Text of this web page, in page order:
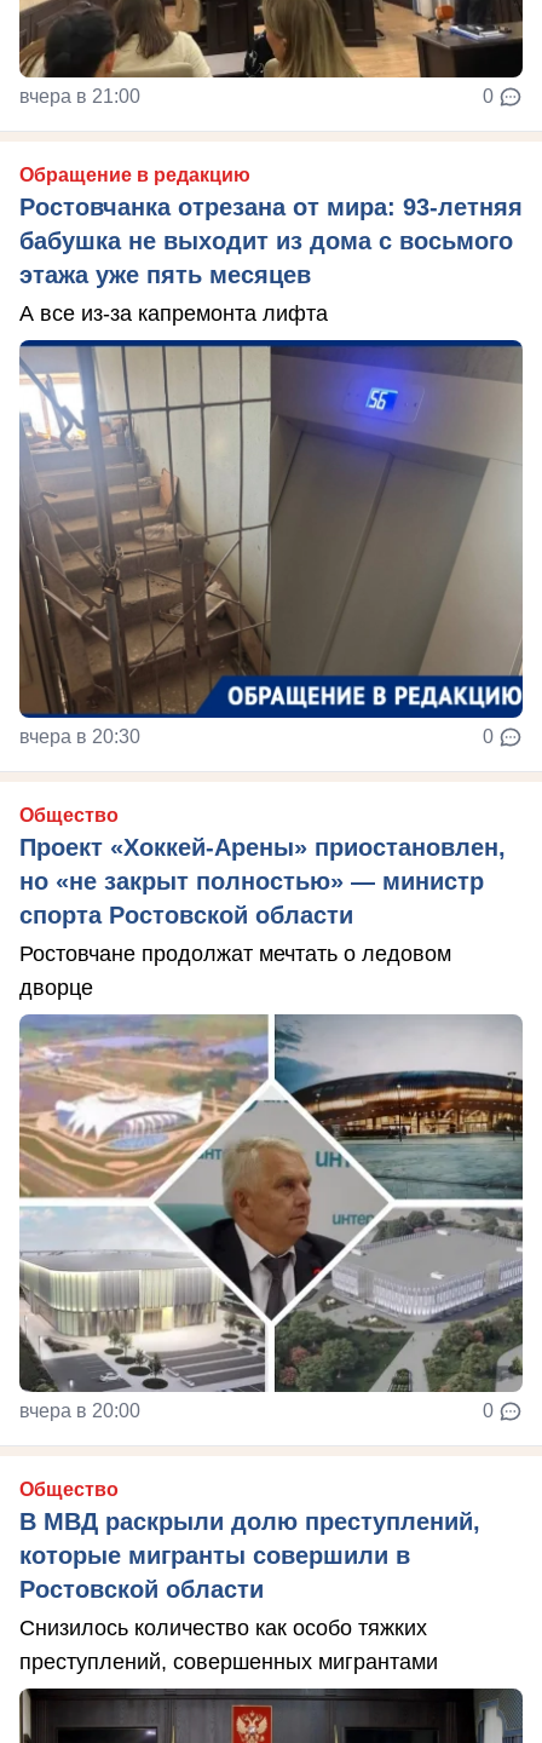
вчера в 21:00 0
Обращение в редакцию
Ростовчанка отрезана от мира: 93-летняя
бабушка не выходит из дома с восьмого
этажа уже пять месяцев
А все из-за капремонта лифта
вчера в 20:30 0
Общество
Проект «Хоккей-Арены» приостановлен,
но «не закрыт полностью» — министр
спорта Ростовской области
Ростовчане продолжат мечтать о ледовом
дворце
вчера в 20:00 0
Общество
В МВД раскрыли долю преступлений,
которые мигранты совершили в
Ростовской области
Снизилось количество как особо тяжких
преступлений, совершенных мигрантами